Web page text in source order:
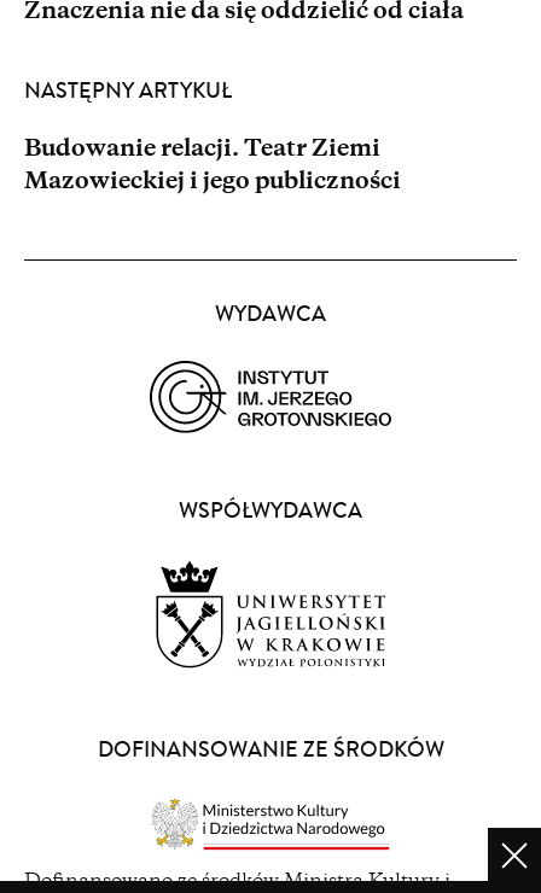
Znaczenia nie da się oddzielić od ciała
NASTĘPNY ARTYKUŁ
Budowanie relacji. Teatr Ziemi
Mazowieckiej i jego publiczności
WYDAWCA
WSPÓŁWYDAWCA
DOFINANSOWANIE ZE ŚRODKÓW
Dofinansowano ze środków Ministra Kultury i